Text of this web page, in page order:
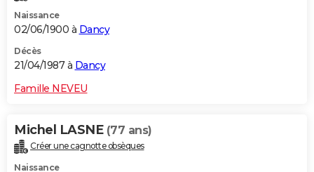
Naissance
02/06/1900 à Dancy
Décès
21/04/1987 à Dancy
Famille NEVEU
Michel LASNE (77 ans)
Créer une cagnotte obsèques
Naissance